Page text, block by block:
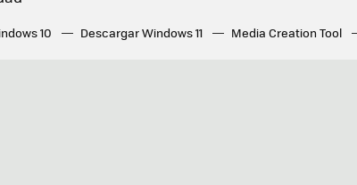
10 Descargar Windows 11 Media Creation Tool